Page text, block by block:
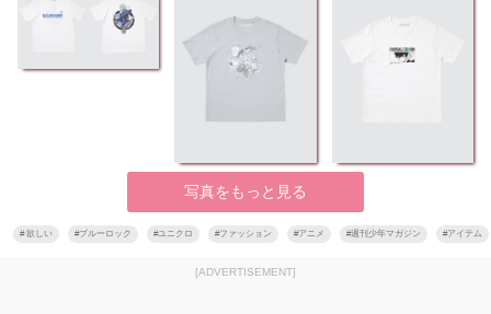
写真をもっと見る
#欲しい #ブルーロック #ユニクロ #ファッション #アニメ #週刊少年マガジン #アイテム
[ADVERTISEMENT]